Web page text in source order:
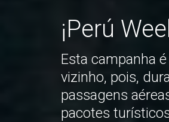
¡Perú
Esta campanha
vizinho, pois,
passagens
pacotes